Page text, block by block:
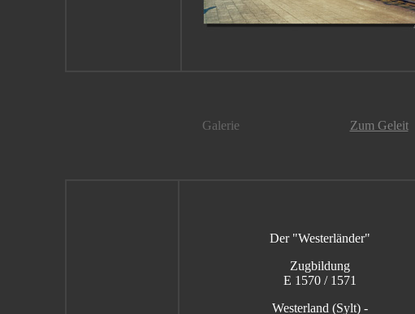
Galerie Zum Geleit
Der "Westerländer"
Zugbildung
E 1570 / 1571
Westerland (Sylt) -